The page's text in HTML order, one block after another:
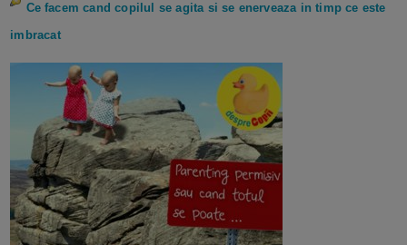
Ce facem cand copilul se agita si se enerveaza in timp ce este
imbracat